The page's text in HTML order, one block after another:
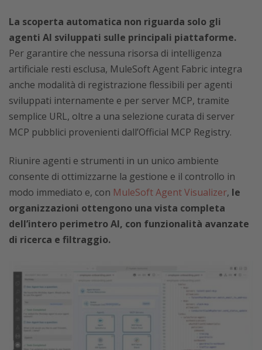
La scoperta automatica non riguarda solo gli
agenti AI sviluppati sulle principali piattaforme.
Per garantire che nessuna risorsa di intelligenza
artificiale resti esclusa, MuleSoft Agent Fabric integra
anche modalità di registrazione flessibili per agenti
sviluppati internamente e per server MCP, tramite
semplice URL, oltre a una selezione curata di server
MCP pubblici provenienti dall’Official MCP Registry.
Riunire agenti e strumenti in un unico ambiente
consente di ottimizzarne la gestione e il controllo in
modo immediato e, con MuleSoft Agent Visualizer, le
organizzazioni ottengono una vista completa
dell’intero perimetro AI, con funzionalità avanzate
di ricerca e filtraggio.